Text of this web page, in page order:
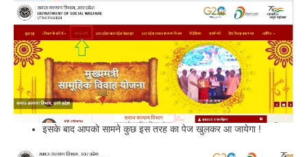
इसके बाद आपको सामने कुछ इस तरह का पेज खुलकर आ जायेगा !